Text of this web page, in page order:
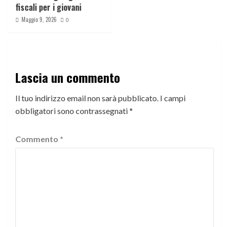
fiscali per i giovani
Maggio 9, 2026 0
Lascia un commento
Il tuo indirizzo email non sarà pubblicato. I campi
obbligatori sono contrassegnati*
Commento *